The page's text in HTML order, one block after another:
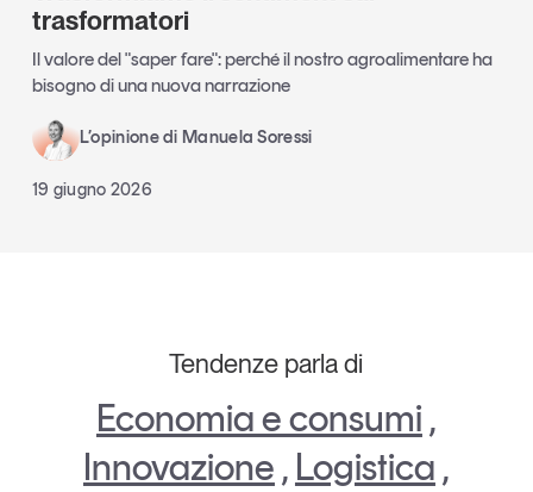
trasformatori
Il valore del "saper fare": perché il nostro agroalimentare ha
bisogno di una nuova narrazione
L’opinione di Manuela Soressi
19 giugno 2026
Tendenze parla di
Economia e consumi ,
Innovazione , Logistica ,